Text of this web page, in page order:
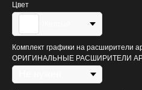
Цвет
Комплект графики на расширители
ОРИГИНАЛЬНЫЕ РАСШИРИТЕЛИ